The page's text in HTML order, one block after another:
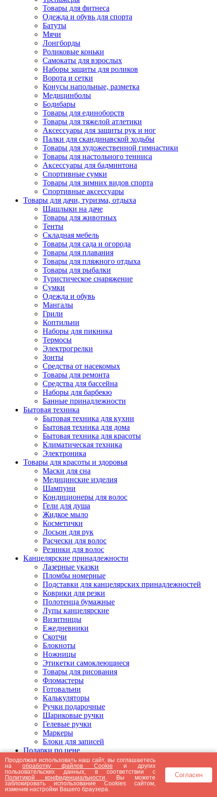
Товары для фитнеса
Одежда и обувь для спорта
Батуты
Мячи
Лонгборды
Роликовые коньки
Самокаты для взрослых
Наборы защиты для роликов
Ворота и сетки
Конусы напольные, разметка
Медицинболы
Бодибары
Товары для единоборств
Товары для тяжелой атлетики
Аксессуары для защиты рук и ног
Палки для скандинавской ходьбы
Товары для художественной гимнастики
Товары для настольного тенниса
Аксессуары для бадминтона
Спортивные сумки
Товары для зимних видов спорта
Спортивные аксессуары
Товары для дачи, туризма, отдыха
Шашлыки на даче
Товары для животных
Тенты
Складная мебель
Товары для сада и огорода
Товары для плавания
Товары для пляжного отдыха
Товары для рыбалки
Туристическое снаряжение
Сумки
Одежда и обувь
Мангалы
Грили
Коптильни
Наборы для пикника
Термосы
Электрогрелки
Зонты
Средства от насекомых
Товары для ремонта
Средства для бассейна
Наборы для барбекю
Банные принадлежности
Бытовая техника
Бытовая техника для кухни
Бытовая техника для дома
Бытовая техника для красоты
Климатическая техника
Электроника
Товары для красоты и здоровья
Маски для сна
Медицинские изделия
Шампуни
Кондиционеры для волос
Гели для душа
Жидкое мыло
Косметички
Лосьон для рук
Расчески для волос
Резинки для волос
Канцелярские принадлежности
Лазерные указки
Пломбы номерные
Подставки для канцелярских принадлежностей
Коврики для резки
Полотенца бумажные
Лупы канцелярские
Визитницы
Ежедневники
Скотчи
Блокноты
Ножницы
Этикетки самоклеющиеся
Товары для рисования
Фломастеры
Готовальни
Калькуляторы
Ручки подарочные
Шариковые ручки
Гелевые ручки
Маркеры
Блоки для записей
Подарки по цене
Подарки от 5000 рублей
Подарки до 5000 рублей
Подарки до 3000 рублей
Подарки до 2000 рублей
Подарки до 1000 рублей
Продолжая использовать наш сайт, вы соглашаетесь
наобработку файлов Cookie и других
пользовательских данных, в соответствии с
Политикой конфиденциальности . Вы можете
заблокировать использование Cookies сайтом,
изменив настройки Вашего браузера.
Согласен